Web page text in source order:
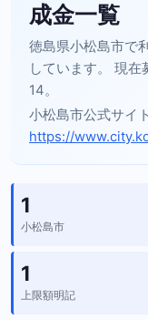
成金一覧
徳島県小松島市で
しています。 現在
14。
小松島市公式サイ
https://
1
小松島市
1
上限額明記